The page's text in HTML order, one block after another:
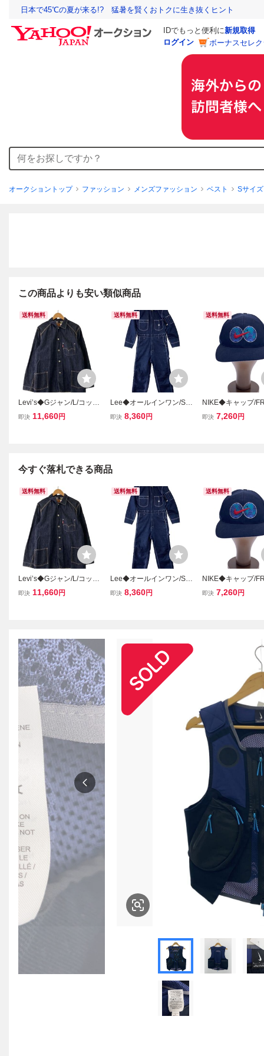
日本で45℃の夏が来る!? 猛暑を賢くおトクに生き抜くヒント
IDでもっと便利に新規取得
ログイン
ボーナスセレ
オークショントップ ファッション メンズファッション ベスト Sサイズ
この商品よりも安い類似商品
送料無料
Levi’s◆Gジャン/L/コット
ン/NVY/無地/70740-23//
即決 11,660円
送料無料
Lee◆オールインワン/S/
コットン/NVY/無地/LS20
即決 8,360円
送料無料
NIKE◆キャップ/
ットン/NVY/無地/
即決 7,260円
今すぐ落札できる商品
送料無料
Levi’s◆Gジャン/L/コット
ン/NVY/無地/70740-23//
即決 11,660円
送料無料
Lee◆オールインワン/S/
コットン/NVY/無地/LS20
即決 8,360円
送料無料
NIKE◆キャップ/
ットン/NVY/無地/
即決 7,260円